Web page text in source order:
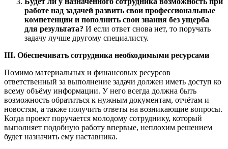
работе над задачей развить свои профессиональные
компетенции и пополнить свои знания без ущерба
для результата? И если ответ снова нет, то поручать
задачу лучше другому специалисту.
III. Обеспечивать сотрудника необходимыми ресурсами
Помимо материальных и финансовых ресурсов
ответственный за выполнение задачи должен иметь доступ ко
всему объёму информации. У него всегда должна быть
возможность обратиться к нужным документам, отчётам и
новостям, а также получить ответы на возникающие вопросы.
Когда проект поручается молодому сотруднику, который
выполняет подобную работу впервые, неплохим решением
будет назначить ему наставника.